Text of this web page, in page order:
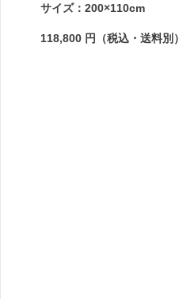
サイズ：200×110cm
118,800 円（税込・送料別）